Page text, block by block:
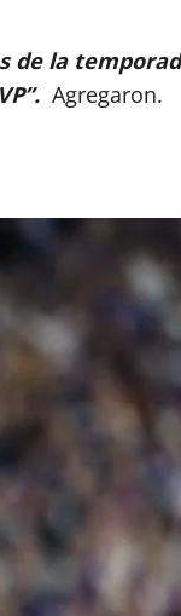
de la
Agregaron.